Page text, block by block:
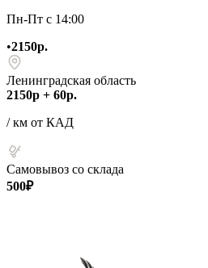
Пн-Пт с 14:00
•2150р.
Ленинградская область
2150р + 60р.
/ км от КАД
Самовывоз со склада
500₽